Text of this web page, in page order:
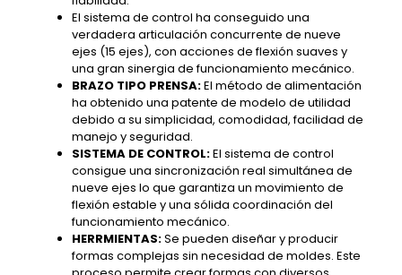
El sistema de control ha conseguido una
verdadera articulación concurrente de nueve
ejes (15 ejes), con acciones de flexión suaves y
una gran sinergia de funcionamiento mecánico.
BRAZO TIPO PRENSA:El método de alimentación
ha obtenido una patente de modelo de utilidad
debido a su simplicidad, comodidad, facilidad de
manejo y seguridad.
SISTEMA DE CONTROL:El sistema de control
consigue una sincronización real simultánea de
nueve ejes lo que garantiza un movimiento de
flexión estable y una sólida coordinación del
funcionamiento mecánico.
HERRMIENTAS:Se pueden diseñar y producir
formas complejas sin necesidad de moldes. Este